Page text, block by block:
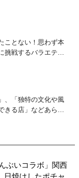
ぶいコラボ」関西
日焼けしたポチャ
という“机上の空
を張って挑む！
ことない！思わず本
挑戦するバラエティ
、「独特の文化や風
きる店」などあらゆ
題にちゃちゃを入れ
し出したトークバラ